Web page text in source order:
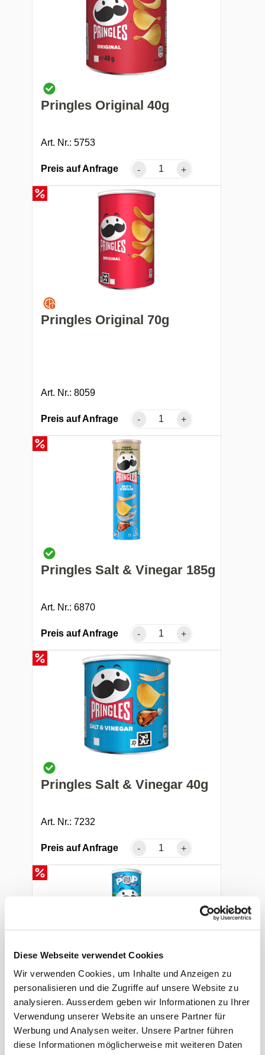
Diese Webseite verwendet Cookies
Wir verwenden Cookies, um Inhalte und Anzeigen zu
personalisieren und die Zugriffe auf unsere Website zu
analysieren. Ausserdem geben wir Informationen zu Ihrer
Verwendung unserer Website an unsere Partner für
Werbung und Analysen weiter. Unsere Partner führen
diese Informationen möglicherweise mit weiteren Daten
Pringles Original 40g
Art. Nr.: 5753
Preis auf Anfrage - +
Pringles Original 70g
Art. Nr.: 8059
Preis auf Anfrage - +
Pringles Salt & Vinegar 185g
Art. Nr.: 6870
Preis auf Anfrage - +
Pringles Salt & Vinegar 40g
Art. Nr.: 7232
Preis auf Anfrage - +
Pringles Sour Cream &
Onion 185g